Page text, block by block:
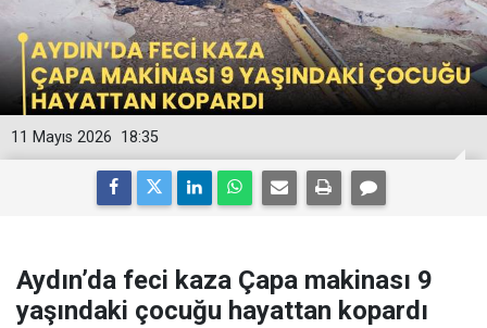
18:35
11 Mayıs 2026
Aydın’da feci kaza Çapa makinası 9
yaşındaki çocuğu hayattan kopardı